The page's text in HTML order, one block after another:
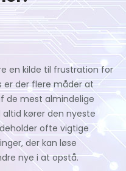
en kilde til frustration for
er der flere måder at
de mest almindelige
kører den nyeste
ofte vigtige
der kan løse
nye i at opstå.